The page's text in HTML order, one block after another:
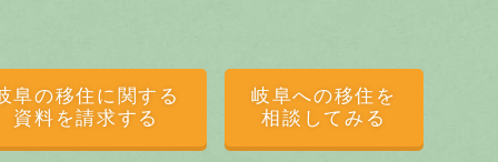
阜の移住に関する
資料を請求する
岐阜への移住を
相談してみる